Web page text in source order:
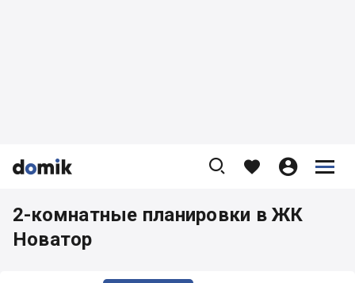


    


2-комнатные планировки в ЖК
Новатор